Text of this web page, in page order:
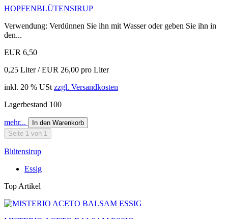
HOPFENBLÜTENSIRUP
Verwendung: Verdünnen Sie ihn mit Wasser oder geben Sie ihn in
den...
EUR 6,50
0,25 Liter / EUR 26,00 pro Liter
inkl. 20 % USt zzgl. Versandkosten
Lagerbestand 100
mehr...
In den Warenkorb
Seite 1 von 1
Blütensirup
Essig
Top Artikel